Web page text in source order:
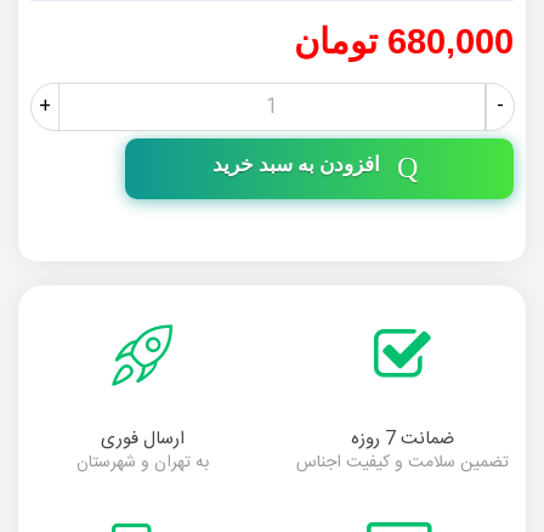
680,000 تومان
-
+
افزودن به سبد خرید
ضمانت 7 روزه
تضمین سلامت و کیفیت اجناس
ارسال فوری
به تهران و شهرستان